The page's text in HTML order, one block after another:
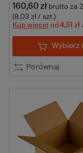
160,60 zł brutto za
(8,03 zł / szt.)
Kup więcej od 4,51 zł
Porównaj
Wybierz